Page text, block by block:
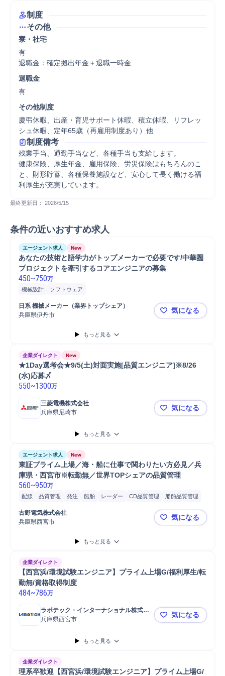
制度
その他
寮・社宅
有
退職金：確定拠出年金＋退職一時金
退職金
有
その他制度
慶弔休暇、出産・育児サポート休暇、積立休暇、リフレッ
シュ休暇、定年65歳（再雇用制度あり）他
制度備考
残業手当、通勤手当など、各種手当も支給します。
健康保険、厚生年金、雇用保険、労災保険はもちろんのこ
と、財形貯蓄、各種保養施設など、安心して長く働ける福
利厚生が充実しています。
最終更新日： 2026/5/15
条件の近いおすすめ求人
エージェント求人 New
あなたの技術と語学力がトップメーカーで必要です/中華圏
プロジェクトを牽引するコアエンジニアの募集
450~750万
機械設計 ソフトウェア
日系 機械メーカー（業界トップシェア）
兵庫県伊丹市
あなたの技
気になる
もっと見る
企業ダイレクト New
★1Day選考会★9/5(土)対面実施[品質エンジニア]※8/26
(水)応募〆
550~1300万
三菱電機株式会社
兵庫県尼崎市
★1Day選考
気になる
もっと見る
エージェント求人 New
東証プライム上場／海・船に仕事で関わりたい方必見／兵
庫県・西宮市※転勤無／世界TOPシェアの品質管理
560~950万
配線 品質管理 発注 船舶 レーダー CD品質管理
船舶品質管理
部品品質管理
製品品質管理
AutoCAD
図面修正
古野電気株式会社
兵庫県西宮市
東証プライ
気になる
もっと見る
企業ダイレクト
【西宮浜/環境試験エンジニア】プライム上場G/福利厚生/転
勤無/資格取得制度
484~786万
ラボテック・インターナショナル株式会
社
兵庫県西宮市 【西宮浜/環
気になる
もっと見る
企業ダイレクト
理系卒歓迎【西宮浜/環境試験エンジニア】プライム上場G/